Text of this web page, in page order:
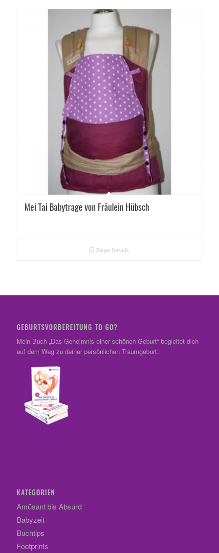
Mei Tai Babytrage von Fräulein Hübsch
Zeige Details
GEBURTSVORBEREITUNG TO GO?
Mein Buch „Das Geheimnis einer schönen Geburt“ begleitet dich
auf dem Weg zu deiner persönlichen Traumgeburt.
KATEGORIEN
Amüsant bis Absurd
Babyzeit
Buchtips
Footprints